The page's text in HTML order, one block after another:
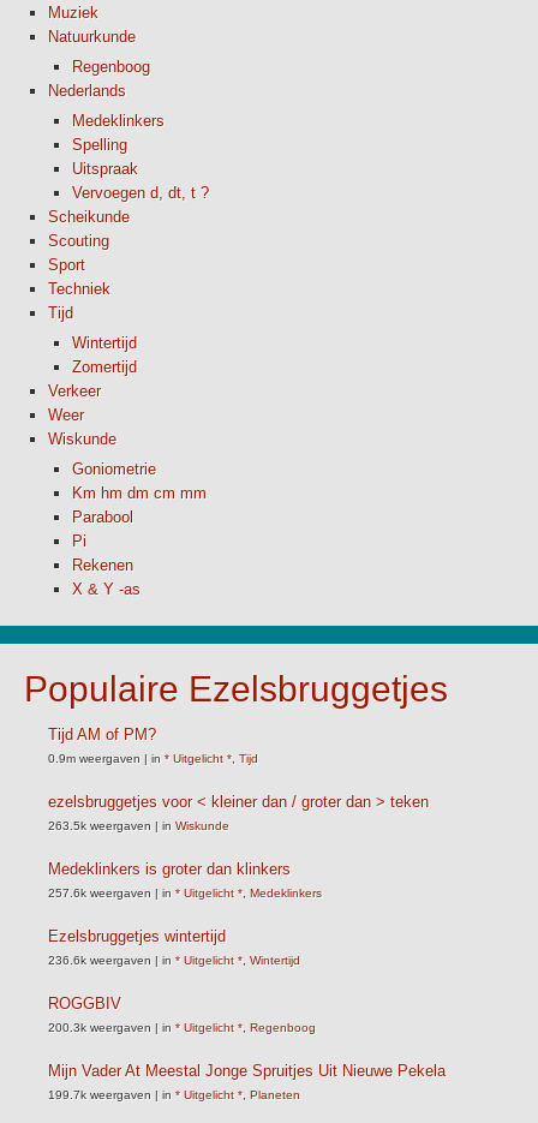
Muziek
Natuurkunde
Regenboog
Nederlands
Medeklinkers
Spelling
Uitspraak
Vervoegen d, dt, t ?
Scheikunde
Scouting
Sport
Techniek
Tijd
Wintertijd
Zomertijd
Verkeer
Weer
Wiskunde
Goniometrie
Km hm dm cm mm
Parabool
Pi
Rekenen
X & Y -as
Populaire Ezelsbruggetjes
Tijd AM of PM?
0.9m weergaven | in * Uitgelicht * Tijd
ezelsbruggetjes voor < kleiner dan / groter dan > teken
263.5k weergaven | in Wiskunde
Medeklinkers is groter dan klinkers
257.6k weergaven | in * Uitgelicht * Medeklinkers
Ezelsbruggetjes wintertijd
236.6k weergaven | in * Uitgelicht * Wintertijd
ROGGBIV
200.3k weergaven | in * Uitgelicht * Regenboog
Mijn Vader At Meestal Jonge Spruitjes Uit Nieuwe Pekela
199.7k weergaven | in * Uitgelicht * Planeten